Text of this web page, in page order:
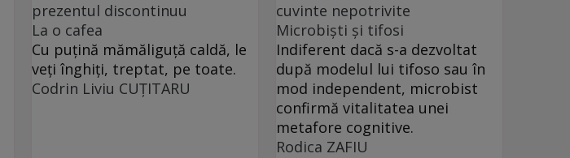
prezentul discontinuu
La o cafea
Cu puţină mămăliguţă caldă, le
veţi înghiţi, treptat, pe toate.
Codrin Liviu CUŢITARU
cuvinte nepotrivite
Microbiști și tifosi
Indiferent dacă s-a dezvoltat
după modelul lui tifoso sau în
mod independent, microbist
confirmă vitalitatea unei
metafore cognitive.
Rodica ZAFIU